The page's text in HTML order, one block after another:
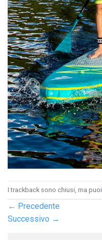
I trackback sono chiusi, ma puoi
← Precedente
Successivo →